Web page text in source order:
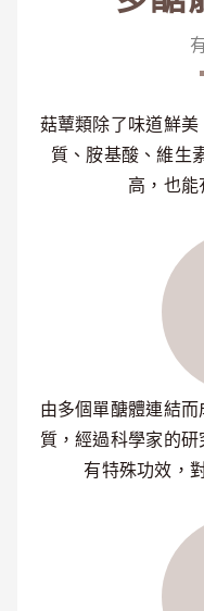
菇蕈類除了味道鮮
質、胺基酸、維生
高，也能
由多個單醣體連結
質，經過科學家的
有特殊功效，